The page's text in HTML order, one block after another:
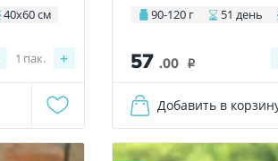
40х60 см
+
1 пак.
90-120 г 51 день
57 .00 i
Добавить в